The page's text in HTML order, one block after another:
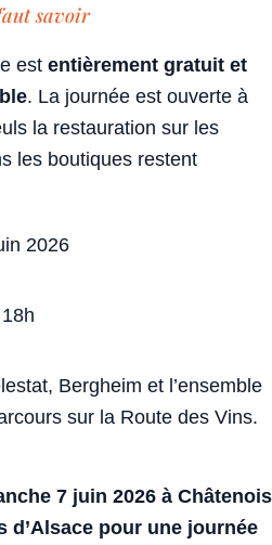
savoir
est entièrement gratuit et
. La journée est ouverte à
la restauration sur les
les boutiques restent
2026
Bergheim et l’ensemble
sur la Route des Vins.
7 juin 2026 à Châtenois
d’Alsace pour une journée